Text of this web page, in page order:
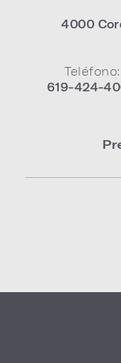
4000
Teléfono:
619-424-